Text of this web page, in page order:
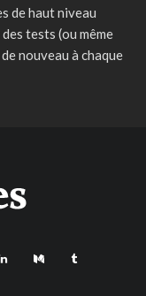
de haut niveau
tests (ou même
nouveau à chaque